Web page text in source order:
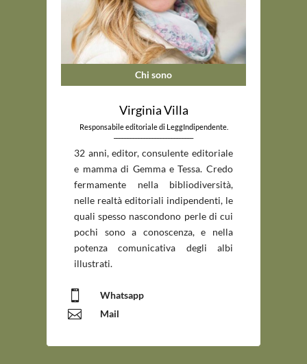
Chi sono
Virginia Villa
Responsabile editoriale di LeggIndipendente.
_____________________________
32 anni, editor, consulente editoriale
e mamma di Gemma e Tessa. Credo
fermamente nella bibliodiversità,
nelle realtà editoriali indipendenti, le
quali spesso nascondono perle di cui
pochi sono a conoscenza, e nella
potenza comunicativa degli albi
illustrati.
 Whatsapp
 Mail